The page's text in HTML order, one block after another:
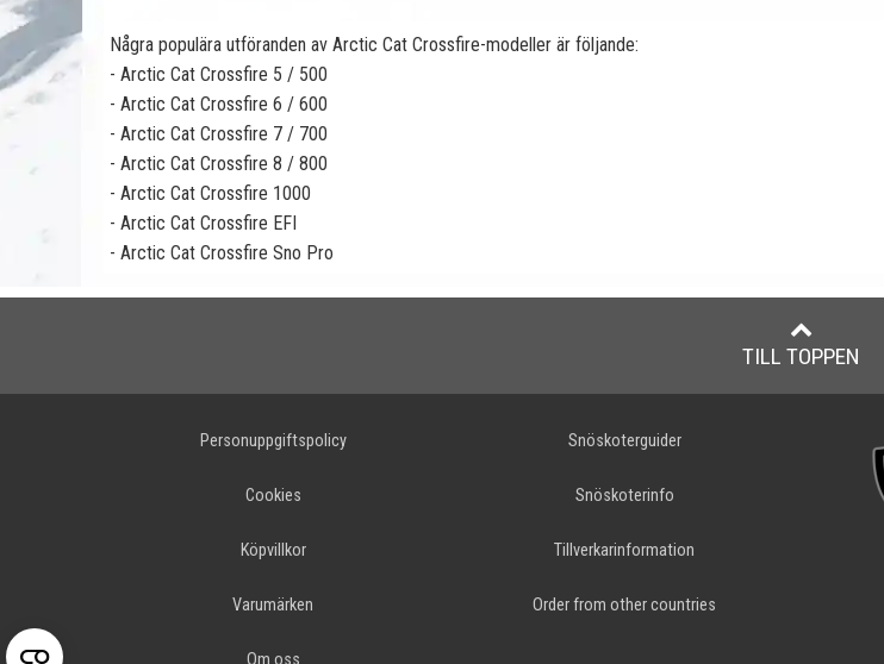
Några populära utföranden av Arctic Cat Crossfire-modeller är följande:
- Arctic Cat Crossfire 5 / 500
- Arctic Cat Crossfire 6 / 600
- Arctic Cat Crossfire 7 / 700
- Arctic Cat Crossfire 8 / 800
- Arctic Cat Crossfire 1000
- Arctic Cat Crossfire EFI
- Arctic Cat Crossfire Sno Pro
TILL TOPPEN
Personuppgiftspolicy
Cookies
Köpvillkor
Varumärken
Om oss
Snöskoterguider
Snöskoterinfo
Tillverkarinformation
Order from other countries